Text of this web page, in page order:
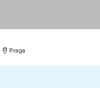
Praga